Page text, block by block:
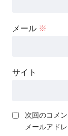
メール ※
サイト
次回のコメ
メールアド